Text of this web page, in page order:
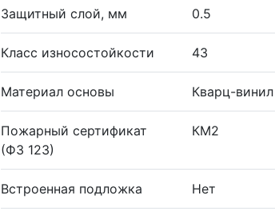
Защитный слой, мм 0.5
Класс износостойкости 43
Материал основы Кварц-винил
Пожарный сертификат
(ФЗ 123)
КМ2
Встроенная подложка Нет